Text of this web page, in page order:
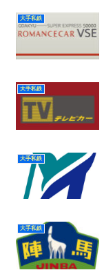
大手私鉄
大手私鉄
大手私鉄
大手私鉄